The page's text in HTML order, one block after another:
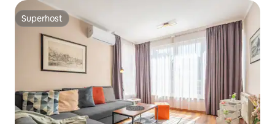
Superhost
Superhost